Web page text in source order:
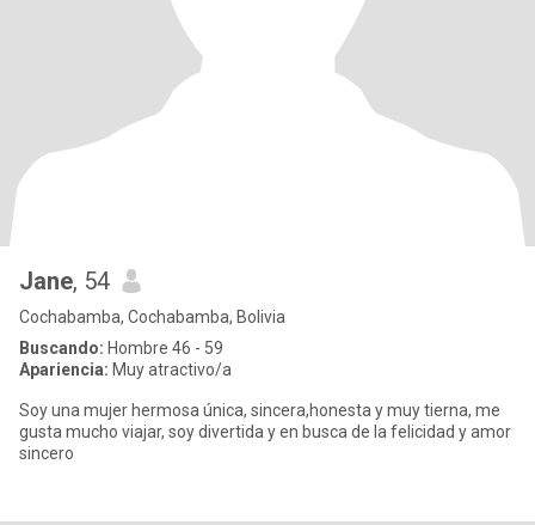
Jane, 54
Cochabamba, Cochabamba, Bolivia
Buscando: Hombre 46 - 59
Apariencia: Muy atractivo/a
Soy una mujer hermosa única, sincera,honesta y muy tierna, me
gusta mucho viajar, soy divertida y en busca de la felicidad y amor
sincero